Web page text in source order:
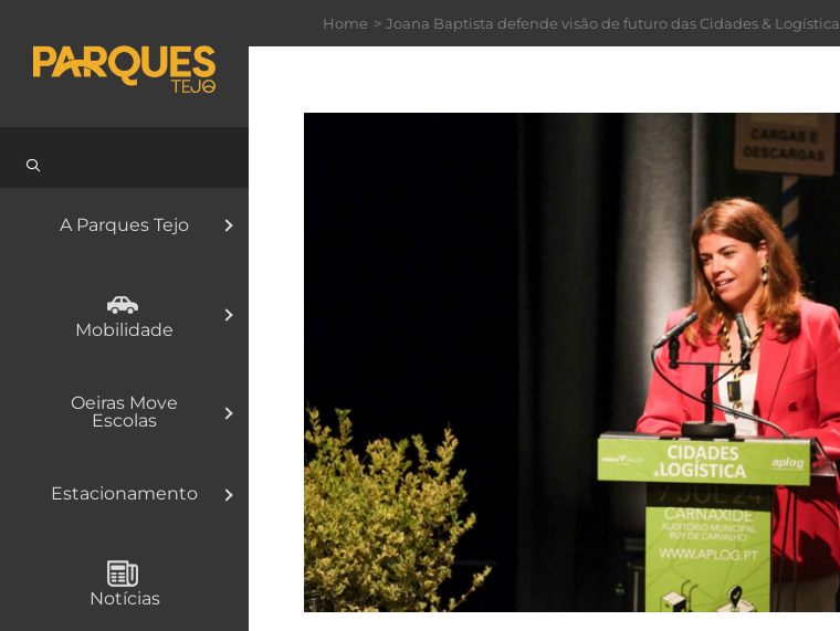
A Parques Tejo
Mobilidade
Oeiras Move
Escolas
Estacionamento
Notícias
to
Home Joana Baptista defende visão de futuro das Cidades & Logística